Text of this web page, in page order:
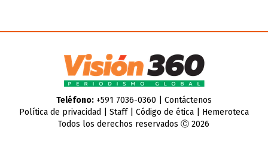
Teléfono:+591 7036-0360 | Contáctenos
Política de privacidad
Staff| Código de ética| Hemeroteca
Todos los derechos reservados Ⓒ 2026